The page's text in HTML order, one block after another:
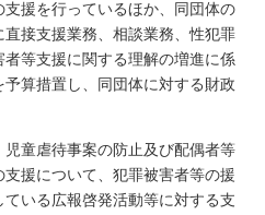
援を行っているほか、同団体の
接支援業務、相談業務、性犯罪
等支援に関する理解の増進に係
算措置し、同団体に対する財政
童虐待事案の防止及び配偶者等
援について、犯罪被害者等の援
いる広報啓発活動等に対する支